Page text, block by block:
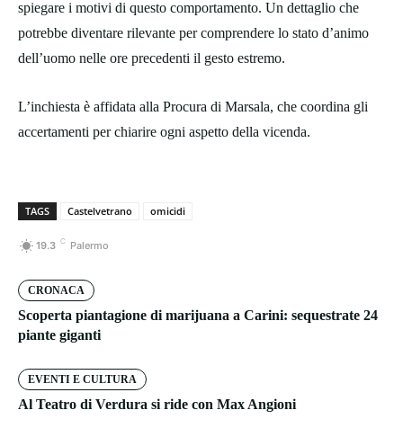
spiegare i motivi di questo comportamento. Un dettaglio che
potrebbe diventare rilevante per comprendere lo stato d’animo
dell’uomo nelle ore precedenti il gesto estremo.
L’inchiesta è affidata alla Procura di Marsala, che coordina gli
accertamenti per chiarire ogni aspetto della vicenda.
TAGS Castelvetrano omicidi
19.3 C Palermo
CRONACA
Scoperta piantagione di marijuana a Carini: sequestrate 24
piante giganti
EVENTI E CULTURA
Al Teatro di Verdura si ride con Max Angioni